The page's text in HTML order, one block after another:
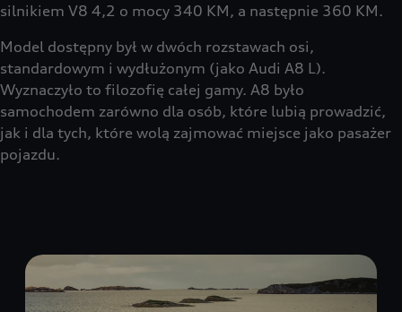
silnikiem V8 4,2 o mocy 340 KM, a następnie 360 KM.
Model dostępny był w dwóch rozstawach osi,
standardowym i wydłużonym (jako Audi A8 L).
Wyznaczyło to filozofię całej gamy. A8 było
samochodem zarówno dla osób, które lubią prowadzić,
jak i dla tych, które wolą zajmować miejsce jako pasażer
pojazdu.